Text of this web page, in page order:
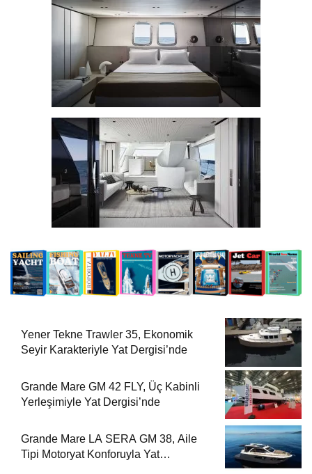
Yener Tekne Trawler 35, Ekonomik
Seyir Karakteriyle Yat Dergisi’nde
Grande Mare GM 42 FLY, Üç Kabinli
Yerleşimiyle Yat Dergisi’nde
Grande Mare LA SERA GM 38, Aile
Tipi Motoryat Konforuyla Yat